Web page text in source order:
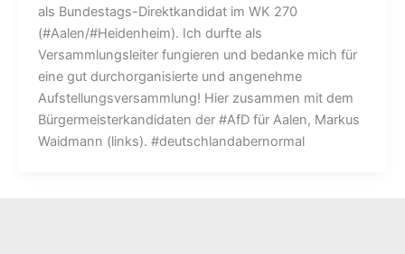
als Bundestags-Direktkandidat im WK 270
(#Aalen/#Heidenheim). Ich durfte als
Versammlungsleiter fungieren und bedanke mich für
eine gut durchorganisierte und angenehme
Aufstellungsversammlung! Hier zusammen mit dem
Bürgermeisterkandidaten der #AfD für Aalen, Markus
Waidmann (links). #deutschlandabernormal